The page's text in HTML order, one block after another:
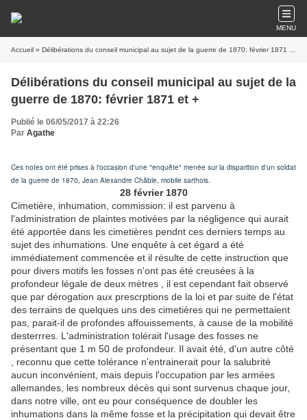
MENU
Accueil » Délibérations du conseil municipal au sujet de la guerre de 1870: février 1871 et +
Délibérations du conseil municipal au sujet de la
guerre de 1870: février 1871 et +
Publié le 06/05/2017 à 22:26
Par Agathe
Ces notes ont été prises à l'occasion d'une "enquête" menée sur la disparition d'un soldat
de la guerre de 1870, Jean Alexandre Châble, mobile sarthois.
28 février 1870
Cimetière, inhumation, commission: il est parvenu à
l'administration de plaintes motivées par la négligence qui aurait
été apportée dans les cimetières pendnt ces derniers temps au
sujet des inhumations. Une enquête à cet égard a été
immédiatement commencée et il résulte de cette instruction que
pour divers motifs les fosses n'ont pas été creusées à la
profondeur légale de deux mètres , il est cependant fait observé
que par dérogation aux prescrptions de la loi et par suite de l'état
des terrains de quelques uns des cimetières qui ne permettaient
pas, parait-il de profondes affouissements, à cause de la mobilité
desterrres. L'administration tolérait l'usage des fosses ne
présentant que 1 m 50 de profondeur. Il avait été, d'un autre côté
, reconnu que cette tolérance n'entrainerait pour la salubrité
aucun inconvénient, mais depuis l'occupation par les armées
allemandes, les nombreux décès qui sont survenus chaque jour,
dans notre ville, ont eu pour conséquence de doubler les
inhumations dans la même fosse et la précipitation qui devait être